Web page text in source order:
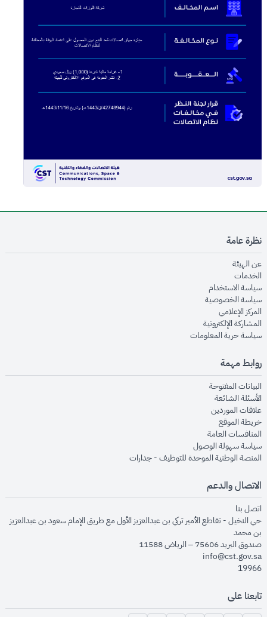
نظرة عامة
عن الهيئةopens in new window
الخدماتopens in new window
سياسة الاستخدام
سياسة الخصوصيةopens in new window
المركز الإعلاميopens in new window
المشاركة الإلكترونيةopens in new window
سياسة حرية المعلوماتopens in new window
روابط مهمة
البيانات المفتوحةopens in new window
الأسئلة الشائعةopens in new window
علاقات الموردينopens in new window
خريطة الموقعopens in new window
المنافسات العامةopens in new window
سياسة سهولة الوصولopens in new window
المنصة الوطنية الموحدة للتوظيف - جداراتopens in new window
الاتصال والدعم
اتصل بنا
حي النخيل - تقاطع الأمير تركي بن عبدالعزيز الأول مع طريق الإمام سعود بن عبدالعزيز
بن محمد
صندوق البريد 75606 – الرياض 11588
info@cst.gov.sa
19966
تابعنا على